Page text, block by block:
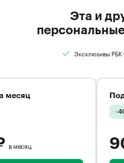
Эта и
Эксклюзивы РБК
месяц
в месяц
-